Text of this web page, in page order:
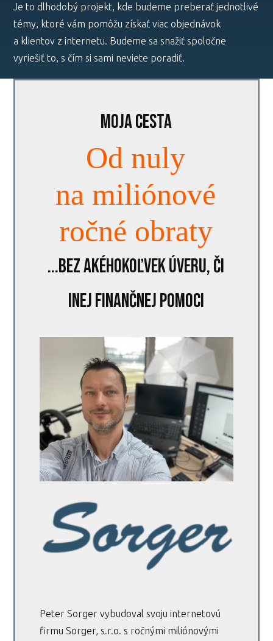
Je to dlhodobý projekt, kde budeme preberať jednotlivé
témy, ktoré vám pomôžu získať viac objednávok
a klientov z internetu. Budeme sa snažiť spoločne
vyriešiť to, s čím si sami neviete poradiť.
MOJA CESTA
Od nuly
na miliónové
ročné obraty
...bez akéhokoľvek úveru, či
inej finančnej pomoci
Peter Sorger vybudoval svoju internetovú
firmu Sorger, s.r.o. s ročnými miliónovými